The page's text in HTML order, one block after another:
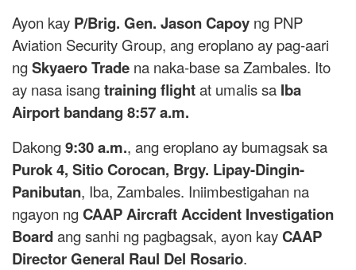
Ayon kay P/Brig. Gen. Jason Capoy ng PNP
Aviation Security Group, ang eroplano ay pag-aari
ngSkyaero Trade na naka-base sa Zambales. Ito
ay nasa isangtraining flightat umalis sa Iba
Airport bandang 8:57 a.m.
Dakong9:30 a.m., ang eroplano ay bumagsak sa
Purok 4, Sitio Corocan, Brgy. Lipay-Dingin-
Panibutan, Iba, Zambales. Iniimbestigahan na
ngayon ngCAAP Aircraft Accident Investigation
Boardang sanhi ng pagbagsak, ayon kayCAAP
Director General Raul Del Rosario.